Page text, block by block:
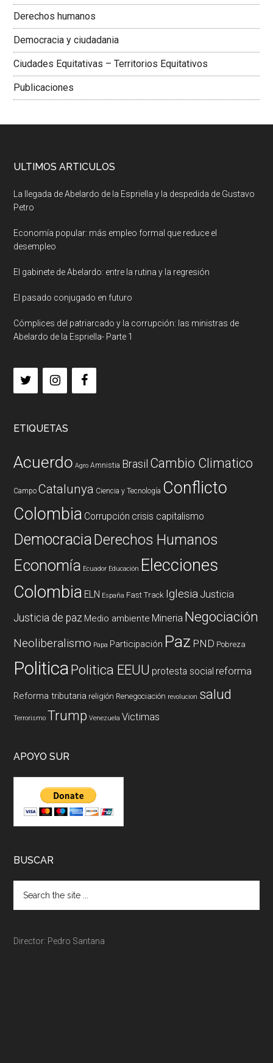
Derechos humanos
Democracia y ciudadania
Ciudades Equitativas – Territorios Equitativos
Publicaciones
ULTIMOS ARTICULOS
La llegada de Abelardo de la Espriella y la despedida de Gustavo
Petro
Economía popular: más empleo formal que reduce el
desempleo
El gabinete de Abelardo: entre la rutina y la regresión
El pasado conjugado en futuro
Cómplices del patriarcado y la corrupción: las ministras de
Abelardo de la Espriella- Parte 1
ETIQUETAS
Acuerdo Agro Amnistia Brasil Cambio Climatico
Campo Catalunya Ciencia y Tecnología Conflicto
Colombia Corrupción crisis capitalismo
DemocraciaDerechos Humanos
Economía Ecuador Educación Elecciones
Colombia ELN España Fast Track Iglesia Justicia
Justicia de paz Medio ambiente Mineria Negociación
Neoliberalismo Papa Participación Paz PND Pobreza
PoliticaPolitica EEUU protesta social reforma
Reforma tributaria religión Renegociación revolucion salud
Terrorismo Trump Venezuela Victimas
APOYO SUR
BUSCAR
Director: Pedro Santana